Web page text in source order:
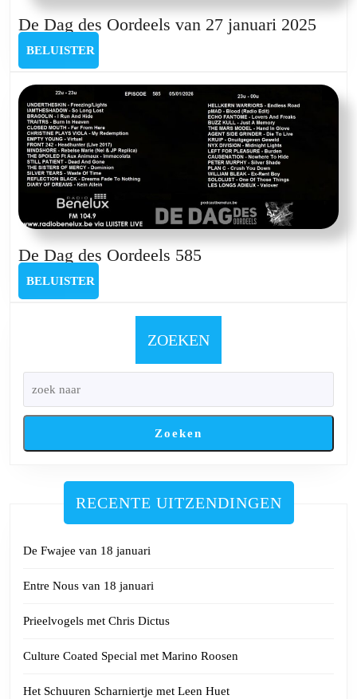
De Dag des Oordeels van 27 januari 2025De
van
BELUISTER
De Dag des Oordeels 585De
Oordeels
585
BELUISTER
ZOEKEN
Zoeken
RECENTE UITZENDINGEN
De Fwajee van 18 januari
Entre Nous van 18 januari
Prieelvogels met Chris Dictus
Culture Coated Special met Marino Roosen
Het Schuuren Scharniertje met Leen Huet